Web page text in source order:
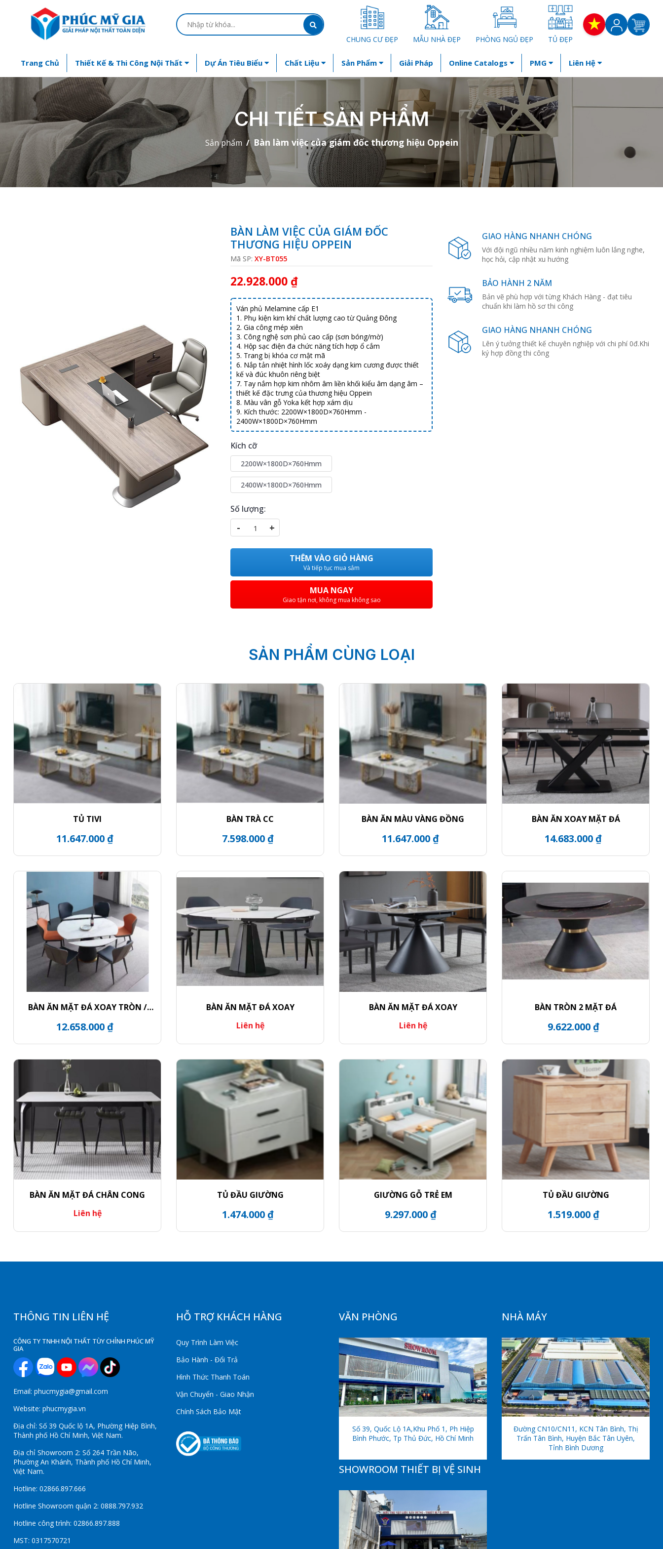
CHUNG CƯ ĐẸP MẪU NHÀ ĐẸP PHÒNG NGỦ ĐẸP TỦ ĐẸP
Trang Chủ Thiết Kế & Thi Công Nội Thất Dự Án Tiêu Biểu Chất Liệu Sản Phẩm Giải Pháp Online Catalogs PMG Liên Hệ
CHI TIẾT SẢN PHẨM
Sản phẩm Bàn làm việc của giám đốc thương hiệu Oppein
BÀN LÀM VIỆC CỦA GIÁM ĐỐC
THƯƠNG HIỆU OPPEIN
Mã SP: XY-BT055
22.928.000 ₫
Ván phủ Melamine cấp E1
1. Phụ kiện kim khí chất lượng cao từ Quảng Đông
2. Gia công mép xiên
3. Công nghệ sơn phủ cao cấp (sơn bóng/mờ)
4. Hộp sạc điện đa chức năng tích hợp ổ cắm
5. Trang bị khóa cơ mật mã
6. Nắp tản nhiệt hình lốc xoáy dạng kim cương được thiết
kế và đúc khuôn riêng biệt
7. Tay nắm hợp kim nhôm âm liền khối kiểu âm dạng âm –
thiết kế đặc trưng của thương hiệu Oppein
8. Màu vân gỗ Yoka kết hợp xám dịu
9. Kích thước: 2200W×1800D×760Hmm -
2400W×1800D×760Hmm
Kích cỡ
2200W×1800D×760Hmm
2400W×1800D×760Hmm
Số lượng:
- +
THÊM VÀO GIỎ HÀNG
Và tiếp tục mua sắm
MUA NGAY
Giao tận nơi, không mua không sao
GIAO HÀNG NHANH CHÓNG
Với đội ngũ nhiều năm kinh nghiệm luôn lắng nghe,
học hỏi, cập nhật xu hướng
BẢO HÀNH 2 NĂM
Bản vẽ phù hợp với từng Khách Hàng - đạt tiêu
chuẩn khi làm hồ sơ thi công
GIAO HÀNG NHANH CHÓNG
Lên ý tưởng thiết kế chuyên nghiệp với chi phí 0đ.Khi
ký hợp đồng thi công
SẢN PHẨM CÙNG LOẠI
TỦ TIVI
11.647.000 ₫
BÀN TRÀ CC
7.598.000 ₫
BÀN ĂN MÀU VÀNG ĐỒNG
11.647.000 ₫
BÀN ĂN XOAY MẶT ĐÁ
14.683.000 ₫
BÀN ĂN MẶT ĐÁ XOAY TRÒN /
12.658.000 ₫
BÀN ĂN MẶT ĐÁ XOAY
Liên hệ
BÀN ĂN MẶT ĐÁ XOAY
Liên hệ
BÀN TRÒN 2 MẶT ĐÁ
9.622.000 ₫
BÀN ĂN MẶT ĐÁ CHÂN CONG
Liên hệ
TỦ ĐẦU GIƯỜNG
1.474.000 ₫
GIƯỜNG GỖ TRẺ EM
9.297.000 ₫
TỦ ĐẦU GIƯỜNG
1.519.000 ₫
THÔNG TIN LIÊN HỆ
CÔNG TY TNHH NỘI THẤT TÙY CHỈNH PHÚC MỸ
GIA
Email: phucmygia@gmail.com
Website: phucmygia.vn
Địa chỉ: Số 39 Quốc lộ 1A, Phường Hiệp Bình,
Thành phố Hồ Chí Minh, Việt Nam.
Địa chỉ Showroom 2: Số 264 Trần Não,
Phường An Khánh, Thành phố Hồ Chí Minh,
Việt Nam.
Hotline: 02866.897.666
Hotline Showroom quận 2: 0888.797.932
Hotline công trình: 02866.897.888
MST: 0317570721
HỖ TRỢ KHÁCH HÀNG
Quy Trình Làm Việc
Bảo Hành - Đổi Trả
Hình Thức Thanh Toán
Vận Chuyển - Giao Nhận
Chính Sách Bảo Mật
VĂN PHÒNG
Số 39, Quốc Lộ 1A,khu Phố 1, Ph Hiệp
Bình Phước, Tp Thủ Đức, Hồ Chí Minh
NHÀ MÁY
Đường CN10/CN11, KCN Tân Bình, Thị
Trấn Tân Bình, Huyện Bắc Tân Uyên,
Tỉnh Bình Dương
SHOWROOM THIẾT BỊ VỆ SINH